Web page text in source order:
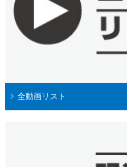
全動画リスト